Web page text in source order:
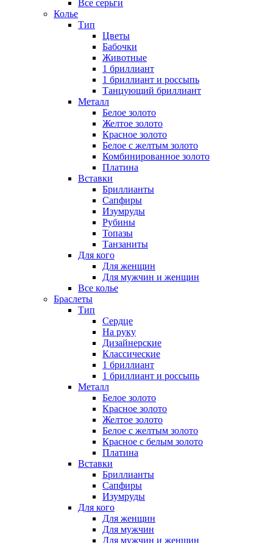
Все серьги
Колье
Тип
Цветы
Бабочки
Животные
1 бриллиант
1 бриллиант и россыпь
Танцующий бриллиант
Металл
Белое золото
Желтое золото
Красное золото
Белое с желтым золото
Комбинированное золото
Платина
Вставки
Бриллианты
Сапфиры
Изумруды
Рубины
Топазы
Танзаниты
Для кого
Для женщин
Для мужчин и женщин
Все колье
Браслеты
Тип
Сердце
На руку
Дизайнерские
Классические
1 бриллиант
1 бриллиант и россыпь
Металл
Белое золото
Красное золото
Желтое золото
Белое с желтым золото
Красное с белым золото
Платина
Вставки
Бриллианты
Сапфиры
Изумруды
Для кого
Для женщин
Для мужчин
Для мужчин и женщин